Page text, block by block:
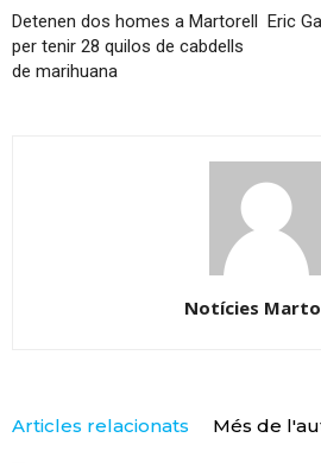
Detenen dos homes a Martorell
per tenir 28 quilos de cabdells
de marihuana
Eric
Notícies
Articles relacionats Més de